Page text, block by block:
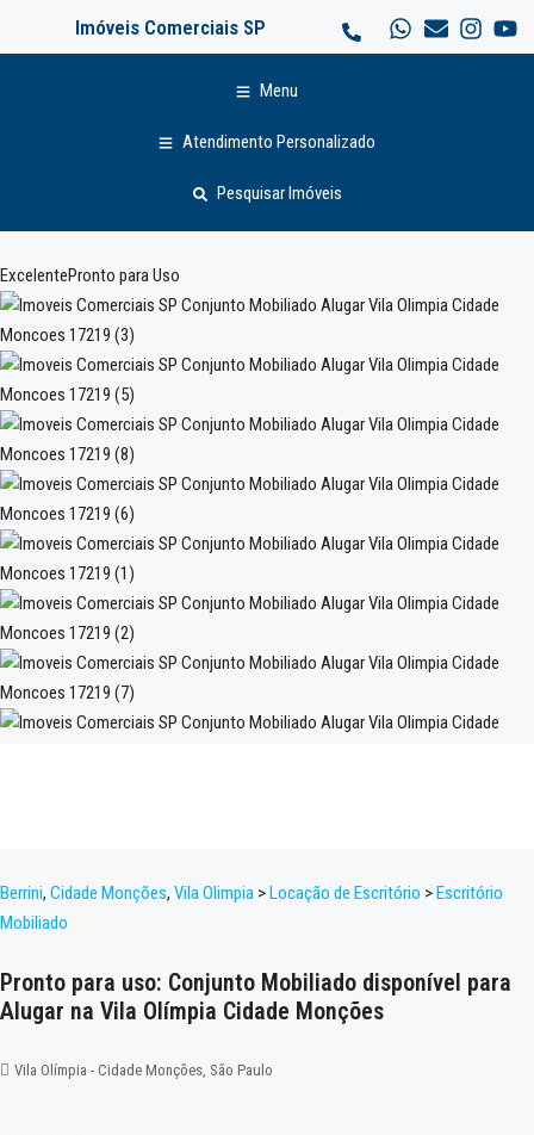
Imóveis Comerciais SP
Menu
Atendimento Personalizado
Pesquisar Imóveis
ExcelentePronto para Uso
Berrini, Cidade Monções, Vila Olimpia >Locação de Escritório >Escritório
Mobiliado
Pronto para uso: Conjunto Mobiliado disponível para
Alugar na Vila Olímpia Cidade Monções
Vila Olímpia - Cidade Monções, São Paulo